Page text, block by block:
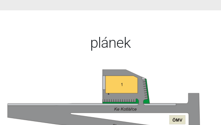
plánek